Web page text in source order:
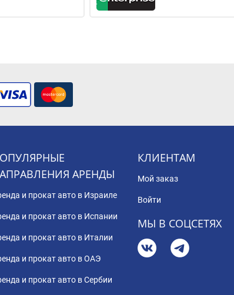
АРЕНДЫ
и прокат авто в Израиле
и прокат авто в Испании
и прокат авто в Италии
и прокат авто в ОАЭ
и прокат авто в Сербии
КЛИЕНТАМ
Мой заказ
Войти
МЫ В СОЦСЕТЯХ